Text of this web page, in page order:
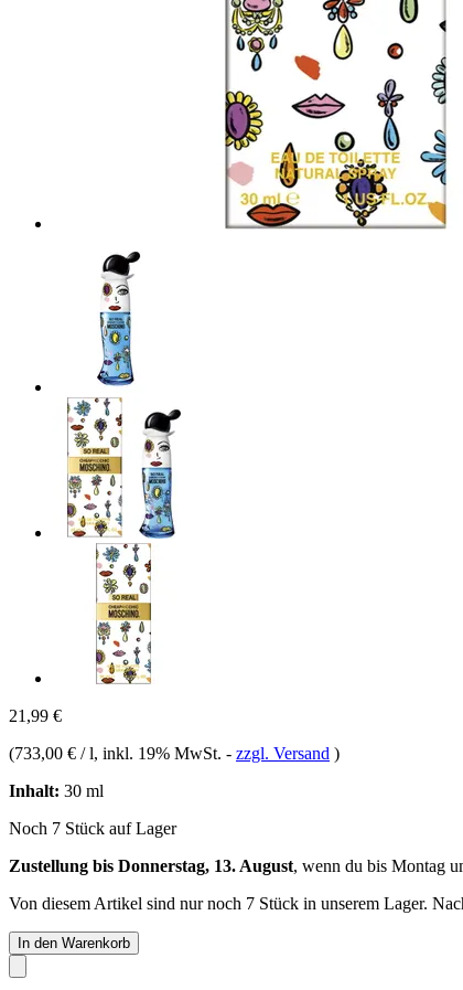
21,99 €
(733,00 € / l, inkl. 19% MwSt. - zzgl. Versand )
Inhalt: 30 ml
Noch 7 Stück auf Lager
Zustellung bis Donnerstag, 13. August, wenn du bis Montag
Von diesem Artikel sind nur noch 7 Stück in unserem Lager.
In den Warenkorb